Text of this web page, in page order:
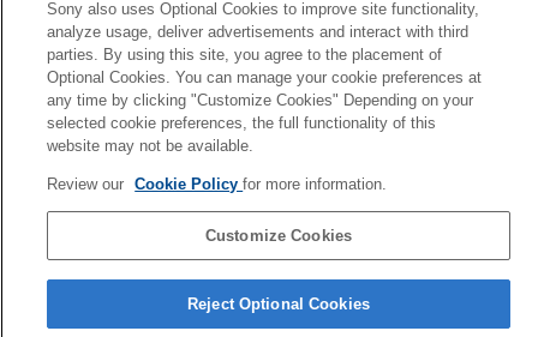
通过测量佩戴角度来优化空间声音（空间声音
优化）
[系统]选项卡中显示的功能
[服务]选项卡中显示的功能
查看您是如何使用耳机（活动 ）
在您的智能手机上安置一个小工具
重要信息
故障排除
语言选择页面
4-730-255-46(1)
Sony also uses Optional Cookies to improve site functionality,
analyze usage, deliver advertisements and interact with third
parties. By using this site, you agree to the placement of
Optional Cookies. You can manage your cookie preferences at
any time by clicking "Customize Cookies" Depending on your
selected cookie preferences, the full functionality of this
website may not be available.
Review our Cookie Policyfor more information.
Customize Cookies
Reject Optional Cookies